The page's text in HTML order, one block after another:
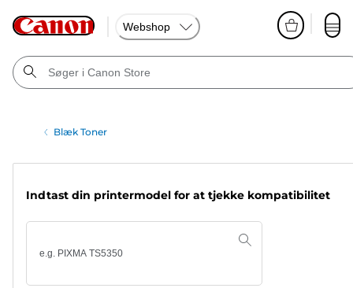
Webshop
Blæk Toner
Indtast din printermodel for at tjekke kompatibilitet